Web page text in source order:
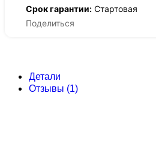
Срок гарантии: Стартовая
Поделиться
Детали
Отзывы (1)